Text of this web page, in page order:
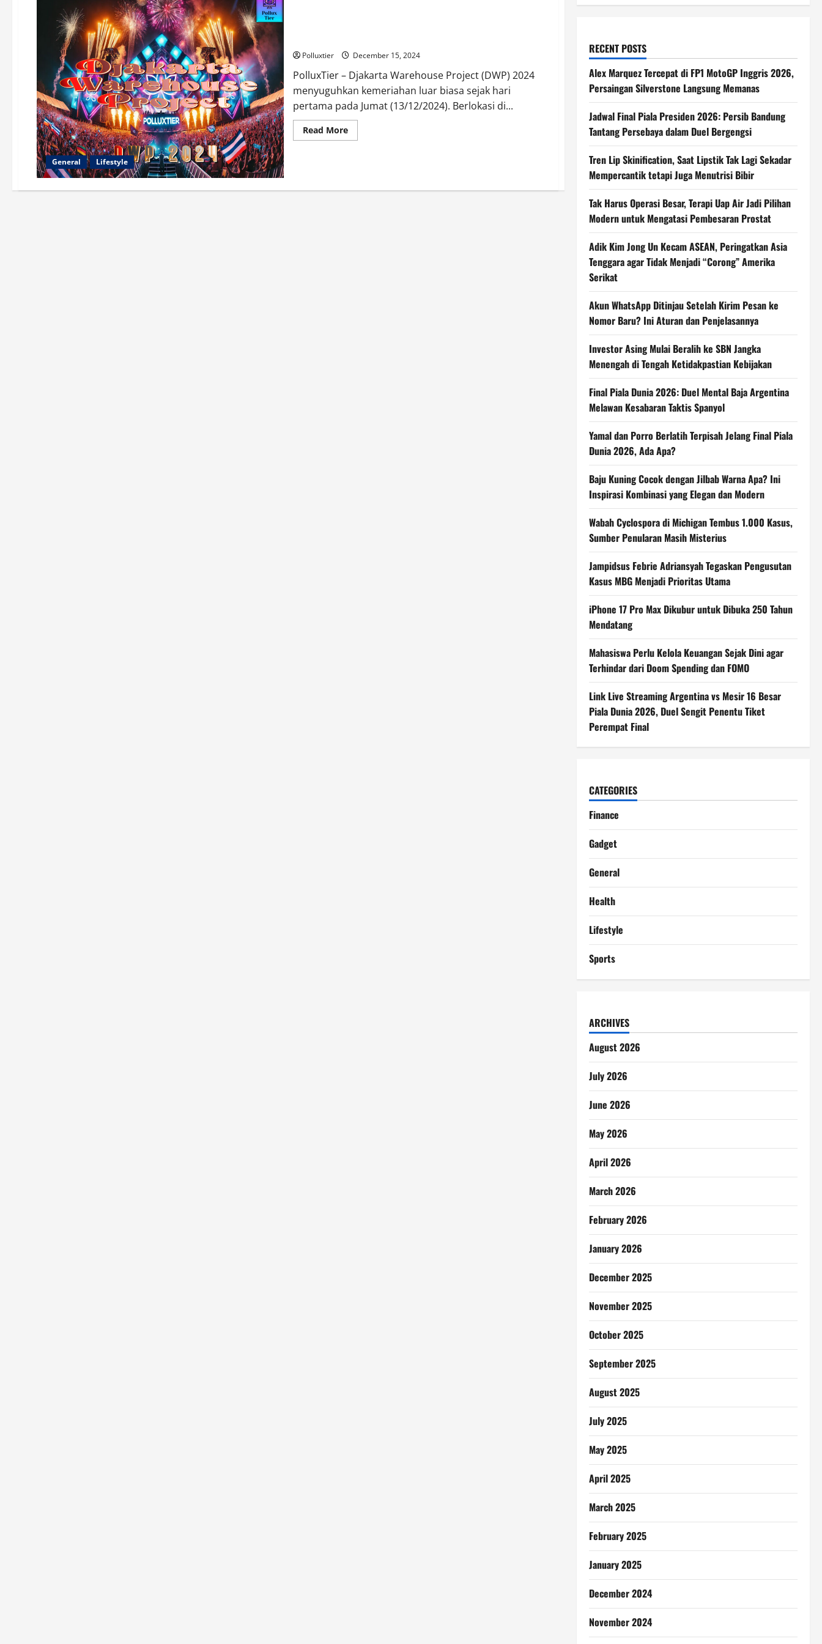
General Lifestyle
Polluxtier December 15, 2024
PolluxTier – Djakarta Warehouse Project (DWP) 2024
menyuguhkan kemeriahan luar biasa sejak hari
pertama pada Jumat (13/12/2024). Berlokasi di...
Read MoreRead
more
Dentuman
RECENT POSTS
Alex Marquez Tercepat di FP1 MotoGP Inggris 2026,
Persaingan Silverstone Langsung Memanas
Jadwal Final Piala Presiden 2026: Persib Bandung
Tantang Persebaya dalam Duel Bergengsi
Tren Lip Skinification, Saat Lipstik Tak Lagi Sekadar
Mempercantik tetapi Juga Menutrisi Bibir
Tak Harus Operasi Besar, Terapi Uap Air Jadi Pilihan
Modern untuk Mengatasi Pembesaran Prostat
Adik Kim Jong Un Kecam ASEAN, Peringatkan Asia
Tenggara agar Tidak Menjadi “Corong” Amerika
Serikat
Akun WhatsApp Ditinjau Setelah Kirim Pesan ke
Nomor Baru? Ini Aturan dan Penjelasannya
Investor Asing Mulai Beralih ke SBN Jangka
Menengah di Tengah Ketidakpastian Kebijakan
Final Piala Dunia 2026: Duel Mental Baja Argentina
Melawan Kesabaran Taktis Spanyol
Yamal dan Porro Berlatih Terpisah Jelang Final Piala
Dunia 2026, Ada Apa?
Baju Kuning Cocok dengan Jilbab Warna Apa? Ini
Inspirasi Kombinasi yang Elegan dan Modern
Wabah Cyclospora di Michigan Tembus 1.000 Kasus,
Sumber Penularan Masih Misterius
Jampidsus Febrie Adriansyah Tegaskan Pengusutan
Kasus MBG Menjadi Prioritas Utama
iPhone 17 Pro Max Dikubur untuk Dibuka 250 Tahun
Mendatang
Mahasiswa Perlu Kelola Keuangan Sejak Dini agar
Terhindar dari Doom Spending dan FOMO
Link Live Streaming Argentina vs Mesir 16 Besar
Piala Dunia 2026, Duel Sengit Penentu Tiket
Perempat Final
CATEGORIES
Finance
Gadget
General
Health
Lifestyle
Sports
ARCHIVES
August 2026
July 2026
June 2026
May 2026
April 2026
March 2026
February 2026
January 2026
December 2025
November 2025
October 2025
September 2025
August 2025
July 2025
May 2025
April 2025
March 2025
February 2025
January 2025
December 2024
November 2024